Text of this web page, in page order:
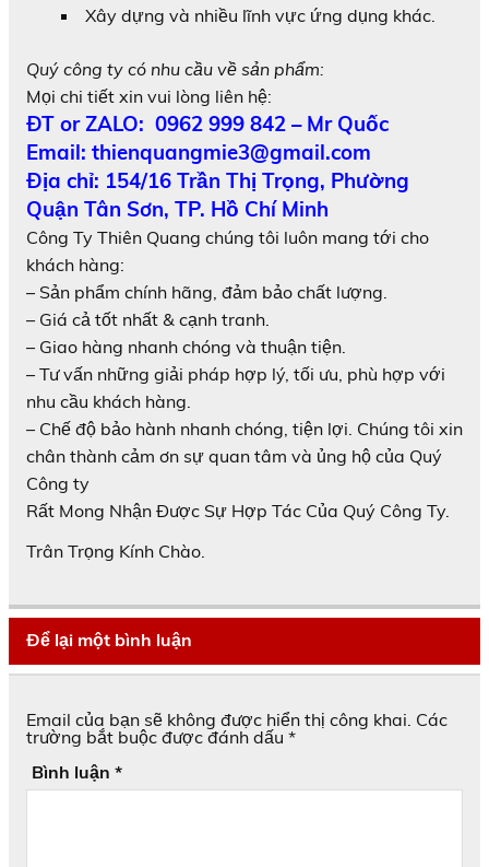
Xây dựng và nhiều lĩnh vực ứng dụng khác.
Quý công ty có nhu cầu về sản phẩm:
Mọi chi tiết xin vui lòng liên hệ:
ĐT or ZALO: 0962 999 842 – Mr Quốc
Email: thienquangmie3@gmail.com
Địa chỉ: 154/16 Trần Thị Trọng, Phường
Quận Tân Sơn, TP. Hồ Chí Minh
Công Ty Thiên Quang chúng tôi luôn mang tới cho
khách hàng:
– Sản phẩm chính hãng, đảm bảo chất lượng.
– Giá cả tốt nhất & cạnh tranh.
– Giao hàng nhanh chóng và thuận tiện.
– Tư vấn những giải pháp hợp lý, tối ưu, phù hợp với
nhu cầu khách hàng.
– Chế độ bảo hành nhanh chóng, tiện lợi. Chúng tôi xin
chân thành cảm ơn sự quan tâm và ủng hộ của Quý
Công ty
Rất Mong Nhận Được Sự Hợp Tác Của Quý Công Ty.
Trân Trọng Kính Chào.
Để lại một bình luận
Email của bạn sẽ không được hiển thị công khai. Các
trường bắt buộc được đánh dấu *
Bình luận *